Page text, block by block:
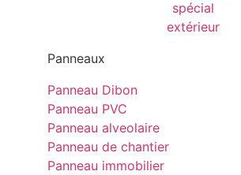
Panneaux
Panneau Dibon
Panneau PVC
Panneau alveolaire
Panneau de chantier
Panneau immobilier